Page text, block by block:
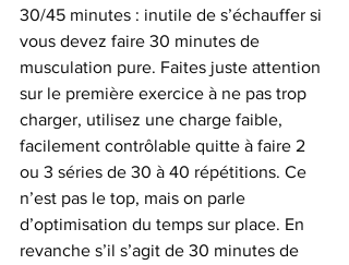
30/45 minutes : inutile de s’échauffer si
vous devez faire 30 minutes de
musculation pure. Faites juste attention
sur le première exercice à ne pas trop
charger, utilisez une charge faible,
facilement contrôlable quitte à faire 2
ou 3 séries de 30 à 40 répétitions. Ce
n’est pas le top, mais on parle
d’optimisation du temps sur place. En
revanche s’il s’agit de 30 minutes de